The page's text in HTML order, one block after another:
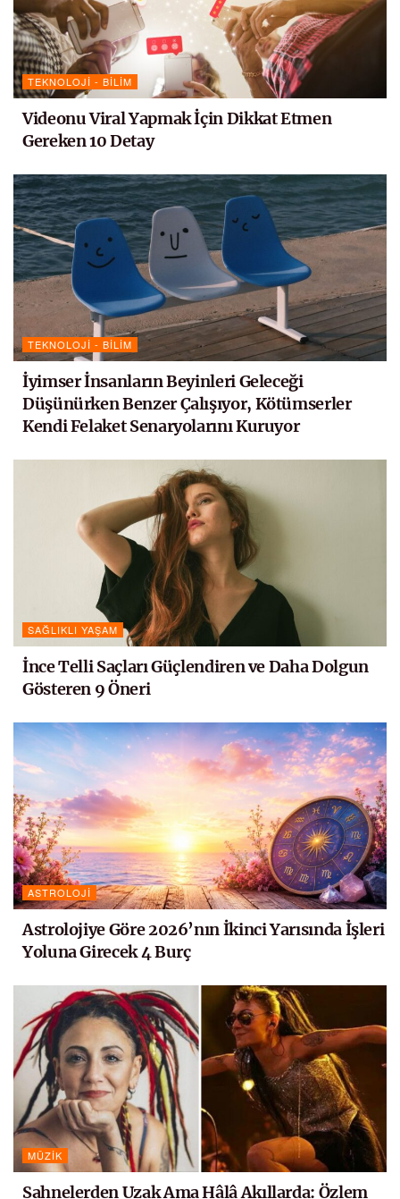
TEKNOLOJI - BILIM
Videonu Viral Yapmak İçin Dikkat Etmen
Gereken 10 Detay
TEKNOLOJI - BILIM
İyimser İnsanların Beyinleri Geleceği
Düşünürken Benzer Çalışıyor, Kötümserler
Kendi Felaket Senaryolarını Kuruyor
SAĞLIKLI YAŞAM
İnce Telli Saçları Güçlendiren ve Daha Dolgun
Gösteren 9 Öneri
ASTROLOJI
Astrolojiye Göre 2026’nın İkinci Yarısında İşleri
Yoluna Girecek 4 Burç
MÜZIK
Sahnelerden Uzak Ama Hâlâ Akıllarda: Özlem